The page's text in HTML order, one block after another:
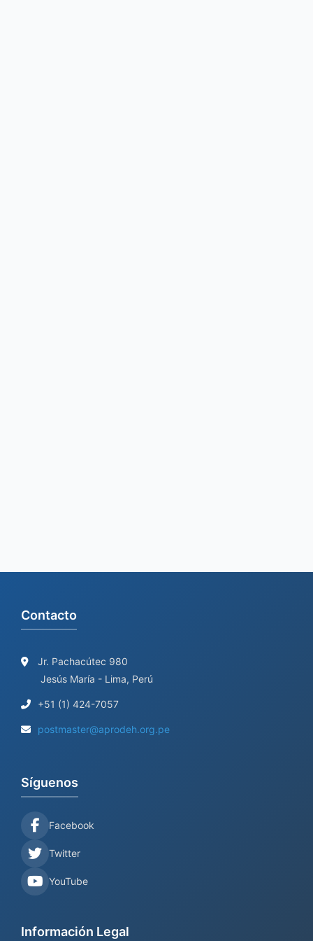
Contacto
Jr. Pachacútec 980
Jesús María - Lima, Perú
+51 (1) 424-7057
postmaster@aprodeh.org.pe
Síguenos
Facebook
Twitter
YouTube
Información Legal